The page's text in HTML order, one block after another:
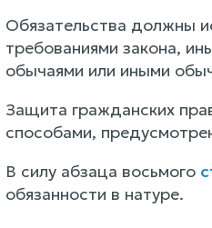
Обязательства должны
требованиями закона,
обычаями или иными
Защита гражданских
способами,
В силу абзаца восьмого
обязанности в натуре.